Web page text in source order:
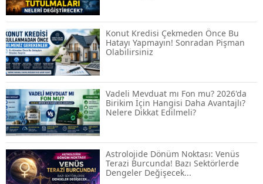
Spot ve Vadeli İşlem Arasındaki Farklar |
Hangi Piyasa Sizin İçin Daha Uygun?
ABD-İran Anlaşması Sonrası Altın
Rekora Koştu, Petrol Fiyatları Sert Düştü
Temmuz 2026 Maaş Zammı Netleşiyor!
Memur, Emekli ve Sosyal Yardımlarda
Yeni Oranlar
KOSGEB’den KOBİ’lere Dev Finansman
Konut Kredisi Çekmeden Önce Bu
Hatayı Yapmayın! Sonradan Pişman
Olabilirsiniz
Vadeli Mevduat mı Fon mu? 2026'da
Birikim İçin Hangisi Daha Avantajlı?
Nelere Dikkat Edilmeli?
Astrolojide Dönüm Noktası: Venüs
Terazi Burcunda! Bazı Sektörlerde
Dengeler Değişecek...